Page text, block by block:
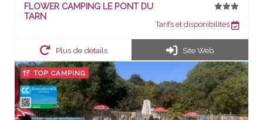
FLOWER CAMPING LE PONT DU
TARN
Tarifs et disponibilités
Plus de détails Site Web
TOP CAMPING